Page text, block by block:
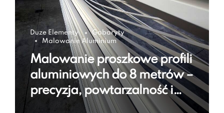
Duze Elementy
Gabaryty
Malowanie Aluminium
Malowanie proszkowe profili
aluminiowych do 8 metrów –
precyzja, powtarzalność i
trwałość powłoki